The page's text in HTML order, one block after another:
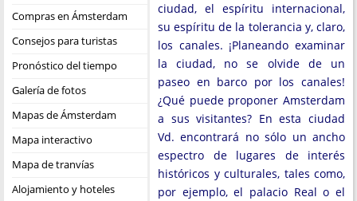
Compras en Ámsterdam
Consejos para turistas
Pronóstico del tiempo
Galería de fotos
Mapas de Ámsterdam
Mapa interactivo
Mapa de tranvías
Alojamiento y hoteles
ciudad, el espíritu internacional,
su espíritu de la tolerancia y, claro,
los canales. ¡Planeando examinar
la ciudad, no se olvide de un
paseo en barco por los canales!
¿Qué puede proponer Amsterdam
a sus visitantes? En esta ciudad
Vd. encontrará no sólo un ancho
espectro de lugares de interés
históricos y culturales, tales como,
por ejemplo, el palacio Real o el